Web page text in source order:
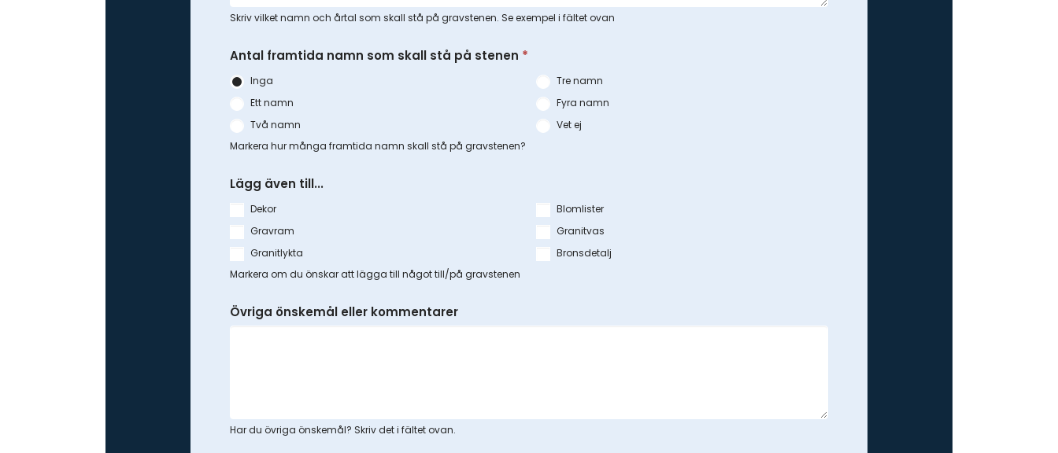
Skriv vilket namn och årtal som skall stå på gravstenen. Se exempel i fältet ovan
Antal framtida namn som skall stå på stenen *
Inga
Tre namn
Ett namn
Fyra namn
Två namn
Vet ej
Markera hur många framtida namn skall stå på gravstenen?
Lägg även till...
Dekor
Blomlister
Gravram
Granitvas
Granitlykta
Bronsdetalj
Markera om du önskar att lägga till något till/på gravstenen
Övriga önskemål eller kommentarer
Har du övriga önskemål? Skriv det i fältet ovan.